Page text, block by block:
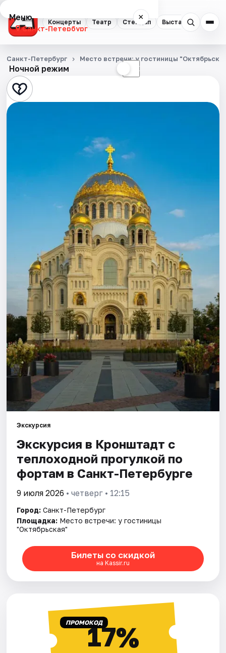
Концерты Театр Стендап Выставки
Меню ×
Санкт-Петербург
Концерты
Театр
Стендап
Города
Площадки
Артисты
Рейтинги
Ночной режим ☾
Санкт-Петербург Место встречи: у гостиницы
Экскурсия
Экскурсия в Кронштадт с
теплоходной прогулкой по
фортам в Санкт-Петербурге
9 июля 2026 • четверг • 12:15
Город: Санкт-Петербург
Площадка: Место встречи: у гостиницы
"Октябрьская"
Билеты со скидкой
на Kassir.ru
ПРОМОКОД17%